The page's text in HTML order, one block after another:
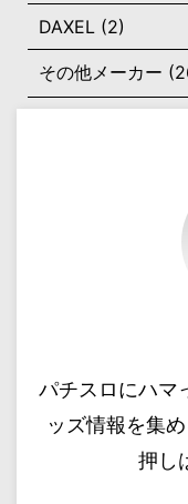
DAXEL (2)
その他メーカー
パチスロにハマ
ッズ情報を集
押し